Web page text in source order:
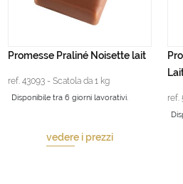
Promesse Praliné Noisette lait
ref. 43093 - Scatola da 1 kg
Disponibile tra 6 giorni lavorativi.
vedere i prezzi
ref.